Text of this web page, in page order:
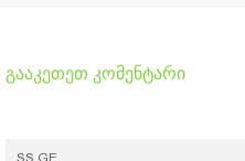
გააკეთეთ კომენტარი
SS.GE